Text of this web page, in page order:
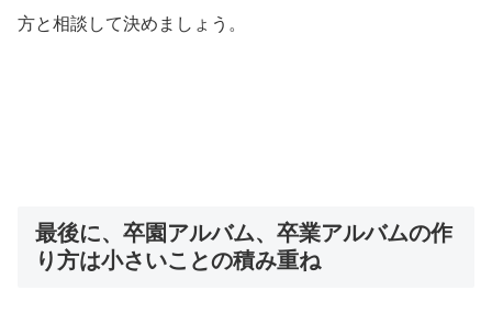
方と相談して決めましょう。
最後に、卒園アルバム、卒業アルバムの作
り方は小さいことの積み重ね